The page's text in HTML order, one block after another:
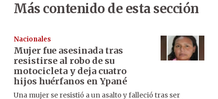
Más contenido de esta sección
Nacionales
Mujer fue asesinada tras
resistirse al robo de su
motocicleta y deja cuatro
hijos huérfanos en Ypané
Una mujer se resistió a un asalto y falleció tras ser